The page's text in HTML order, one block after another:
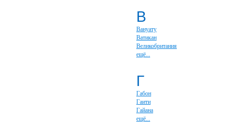
В
Вануату
Ватикан
Великобритания
ещё...
Г
Габон
Гаити
Гайана
ещё...